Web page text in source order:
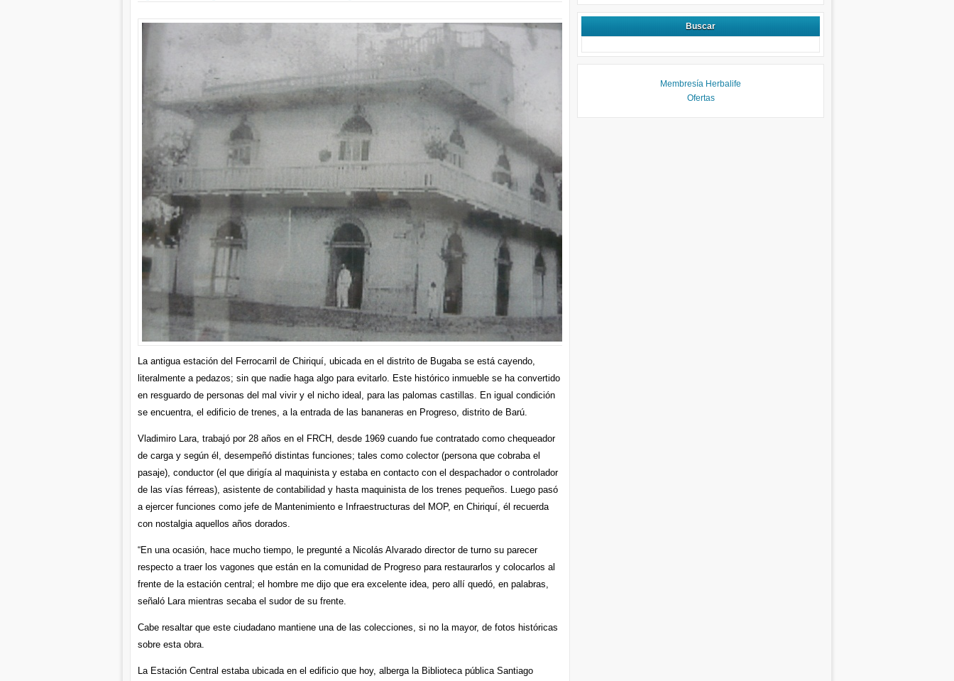
La antigua estación del Ferrocarril de Chiriquí, ubicada en el distrito de Bugaba se está cayendo,
literalmente a pedazos; sin que nadie haga algo para evitarlo. Este histórico inmueble se ha convertido
en resguardo de personas del mal vivir y el nicho ideal, para las palomas castillas. En igual condición
se encuentra, el edificio de trenes, a la entrada de las bananeras en Progreso, distrito de Barú.
Vladimiro Lara, trabajó por 28 años en el FRCH, desde 1969 cuando fue contratado como chequeador
de carga y según él, desempeñó distintas funciones; tales como colector (persona que cobraba el
pasaje), conductor (el que dirigía al maquinista y estaba en contacto con el despachador o controlador
de las vías férreas), asistente de contabilidad y hasta maquinista de los trenes pequeños. Luego pasó
a ejercer funciones como jefe de Mantenimiento e Infraestructuras del MOP, en Chiriquí, él recuerda
con nostalgia aquellos años dorados.
“En una ocasión, hace mucho tiempo, le pregunté a Nicolás Alvarado director de turno su parecer
respecto a traer los vagones que están en la comunidad de Progreso para restaurarlos y colocarlos al
frente de la estación central; el hombre me dijo que era excelente idea, pero allí quedó, en palabras,
señaló Lara mientras secaba el sudor de su frente.
Cabe resaltar que este ciudadano mantiene una de las colecciones, si no la mayor, de fotos históricas
sobre esta obra.
La Estación Central estaba ubicada en el edificio que hoy, alberga la Biblioteca pública Santiago
Buscar
Membresía Herbalife
Ofertas